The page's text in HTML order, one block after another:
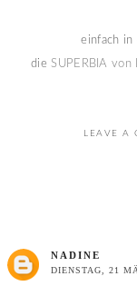
einfach in
dieSUPERBIA von
LEAVE A
NADINE
DIENSTAG, 21